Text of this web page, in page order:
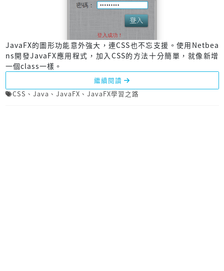
JavaFX的圖形功能意外強大，連CSS也不忘支援。使用Netbea
ns開發JavaFX應用程式，加入CSS的方法十分簡單，就像新增
一個class一樣。
繼續閱讀
CSS 、 Java 、 JavaFX 、 JavaFX學習之路